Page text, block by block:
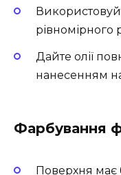
рівномірного
Дайте олії
нанесенням
Фарбування
Поверхня має